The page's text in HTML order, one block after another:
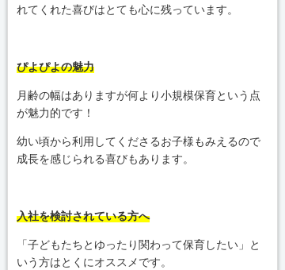
れてくれた喜びはとても心に残っています。
ぴよぴよの魅力
月齢の幅はありますが何より小規模保育という点
が魅力的です！
幼い頃から利用してくださるお子様もみえるので
成長を感じられる喜びもあります。
入社を検討されている方へ
「子どもたちとゆったり関わって保育したい」と
いう方はとくにオススメです。